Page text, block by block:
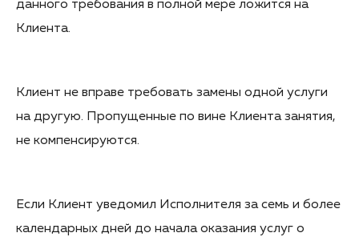
данного требования в полной мере ложится на
Клиента.
Клиент не вправе требовать замены одной услуги
на другую. Пропущенные по вине Клиента занятия,
не компенсируются.
Если Клиент уведомил Исполнителя за семь и более
календарных дней до начала оказания услуг о